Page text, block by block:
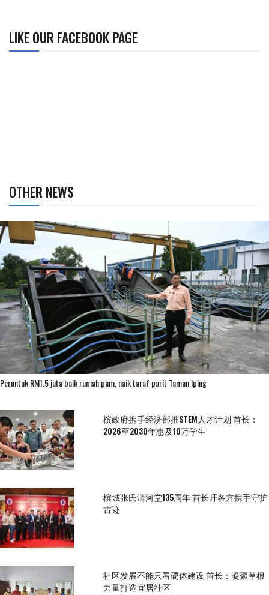
LIKE OUR FACEBOOK PAGE
OTHER NEWS
Peruntuk RM1.5 juta baik rumah pam, naik taraf parit Taman Iping
槟政府携手经济部推STEM人才计划 首长：
2026至2030年惠及10万学生
槟城张氏清河堂135周年 首长吁各方携手守护
古迹
社区发展不能只看硬体建设 首长：凝聚草根
力量打造宜居社区